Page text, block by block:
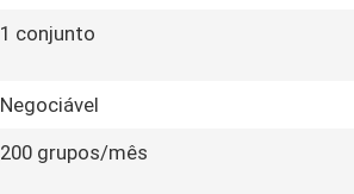
1 conjunto
Negociável
200 grupos/mês